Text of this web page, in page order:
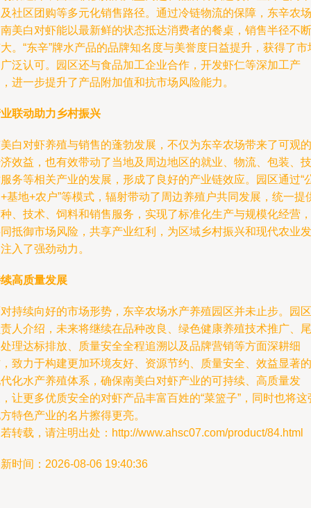
社区团购等多元化销售路径。通过冷链物流的保障，东辛农场
美白对虾能以最新鲜的状态抵达消费者的餐桌，销售半径不断
。“东辛”牌水产品的品牌知名度与美誉度日益提升，获得了市
泛认可。园区还与食品加工企业合作，开发虾仁等深加工产
进一步提升了产品附加值和抗市场风险能力。
联动助力乡村振兴
白对虾养殖与销售的蓬勃发展，不仅为东辛农场带来了可观的
效益，也有效带动了当地及周边地区的就业、物流、包装、技
务等相关产业的发展，形成了良好的产业链效应。园区通过“
基地+农户”等模式，辐射带动了周边养殖户共同发展，统一提
、技术、饲料和销售服务，实现了标准化生产与规模化经营，
抵御市场风险，共享产业红利，为区域乡村振兴和现代农业发
入了强劲动力。
高质量发展
持续向好的市场形势，东辛农场水产养殖园区并未止步。园区
人介绍，未来将继续在品种改良、绿色健康养殖技术推广、尾
理达标排放、质量安全全程追溯以及品牌营销等方面深耕细
致力于构建更加环境友好、资源节约、质量安全、效益显著的
化水产养殖体系，确保南美白对虾产业的可持续、高质量发
让更多优质安全的对虾产品丰富百姓的“菜篮子”，同时也将这
特色产业的名片擦得更亮。
转载，请注明出处：http://www.ahsc07.com/product/84.html
时间：2026-08-06 19:40:36